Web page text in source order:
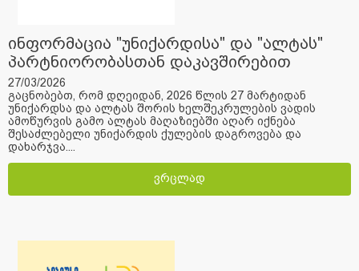
ინფორმაცია "უნიქარდისა" და "ალტას"
პარტნიორობასთან დაკავშირებით
27/03/2026
გაცნობებთ, რომ დღეიდან, 2026 წლის 27 მარტიდან
უნიქარდსა და ალტას შორის ხელშეკრულების ვადის
ამოწურვის გამო ალტას მაღაზიებში აღარ იქნება
შესაძლებელი უნიქარდის ქულების დაგროვება და
დახარჯვა....
ვრცლად